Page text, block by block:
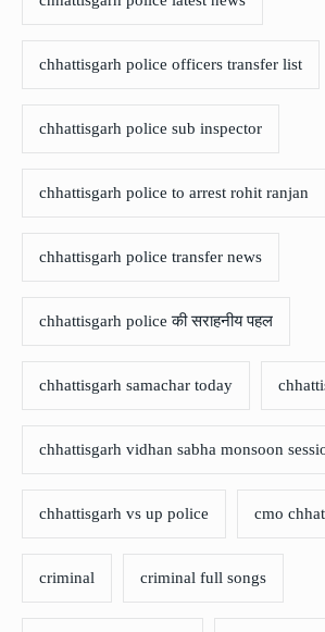
chhattisgarh police officers transfer list
chhattisgarh police sub inspector
chhattisgarh police to arrest rohit ranjan
chhattisgarh police transfer news
chhattisgarh police की सराहनीय पहल
chhattisgarh samachar today
chhattisgarh vidhan sabha monsoon
chhattisgarh vs up police cmo
criminal criminal full songs